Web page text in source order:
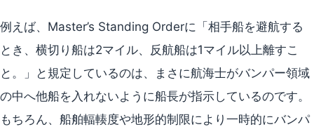
例えば、Master’s Standing Orderに「相手船を避航する
とき、横切り船は2マイル、反航船は1マイル以上離すこ
と。」と規定しているのは、まさに航海士がバンパー領域
の中へ他船を入れないように船長が指示しているのです。
もちろん、船舶輻輳度や地形的制限により一時的にバンパ